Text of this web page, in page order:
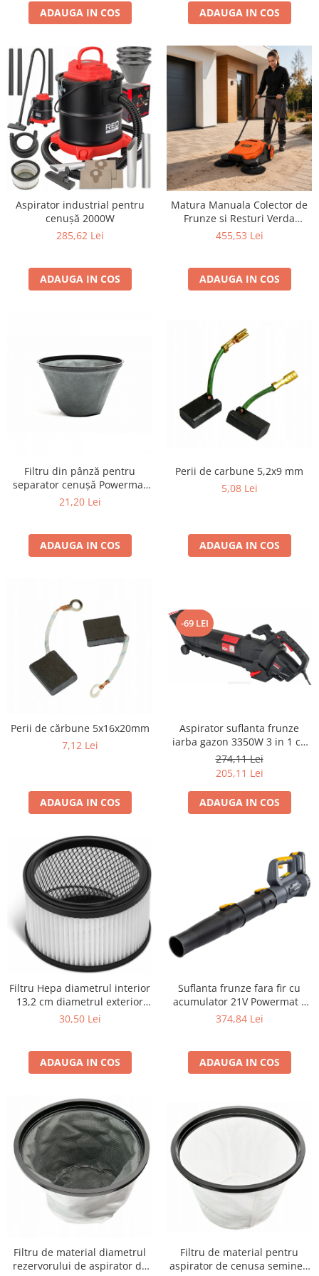
ADAUGA IN COS ADAUGA IN COS
Aspirator industrial pentru
cenușă 2000W
285,62 Lei
ADAUGA IN COS
Matura Manuala Colector de
Frunze si Resturi Verda
SN1301Z, 65 cm, Recipient
455,53 Lei
ADAUGA IN COS
Filtru din pânză pentru
separator cenușă Powermat
PM-ESP-2000, 200x285 mm,
21,20 Lei
ADAUGA IN COS
Perii de carbune 5,2x9 mm
5,08 Lei
ADAUGA IN COS
Perii de cărbune 5x16x20mm
7,12 Lei
ADAUGA IN COS
-69 LEI
Aspirator suflanta frunze
iarba gazon 3350W 3 in 1 cu
tocator si sac de recuperare
35 L alimentare 230 V
274,11 Lei
205,11 Lei
ADAUGA IN COS
Filtru Hepa diametrul interior
13,2 cm diametrul exterior
15,7 cm
30,50 Lei
ADAUGA IN COS
Suflanta frunze fara fir cu
acumulator 21V Powermat –
putere mare, 260 km/h, 2
374,84 Lei
ADAUGA IN COS
Filtru de material diametrul
rezervorului de aspirator de
Filtru de material pentru
aspirator de cenusa semineu